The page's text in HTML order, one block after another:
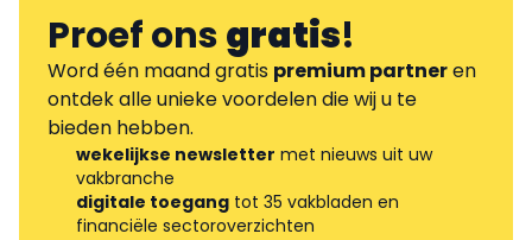
Proef onsgratis!
Word één maand gratis premium partneren
ontdek alle unieke voordelen die wij u te
bieden hebben.
wekelijkse newsletter met nieuws uit uw
vakbranche
digitale toegang tot 35 vakbladen en
financiële sectoroverzichten